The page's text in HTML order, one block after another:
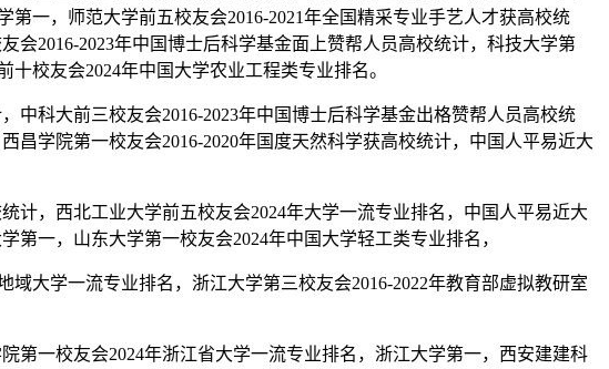
一，师范大学前五校友会2016-2021年全国精采专业手艺人才获高校统
会2016-2023年中国博士后科学基金面上赞帮人员高校统计，科技大学第
校友会2024年中国大学农业工程类专业排名。
科大前三校友会2016-2023年中国博士后科学基金出格赞帮人员高校统
昌学院第一校友会2016-2020年国度天然科学获高校统计，中国人平易近大
，西北工业大学前五校友会2024年大学一流专业排名，中国人平易近大
一，山东大学第一校友会2024年中国大学轻工类专业排名，
大学一流专业排名，浙江大学第三校友会2016-2022年教育部虚拟教研室
一校友会2024年浙江省大学一流专业排名，浙江大学第一，西安建建科